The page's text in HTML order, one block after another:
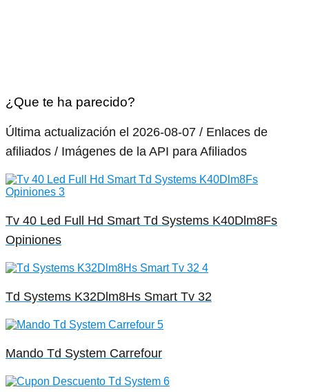
¿Que te ha parecido?
Última actualización el 2026-08-07 / Enlaces de
afiliados / Imágenes de la API para Afiliados
Tv 40 Led Full Hd Smart Td Systems K40Dlm8Fs
Opiniones
Td Systems K32Dlm8Hs Smart Tv 32
Mando Td System Carrefour